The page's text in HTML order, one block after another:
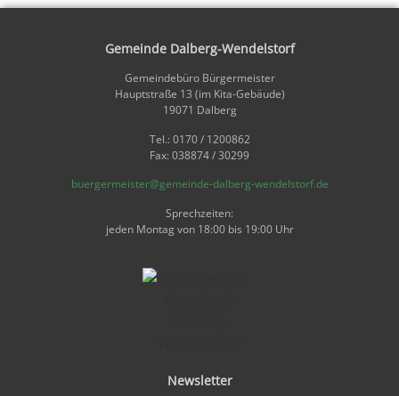
Gemeinde Dalberg-Wendelstorf
Gemeindebüro Bürgermeister
Hauptstraße 13 (im Kita-Gebäude)
19071 Dalberg
Tel.: 0170 / 1200862
Fax: 038874 / 30299
buergermeister@gemeinde-dalberg-wendelstorf.de
Sprechzeiten:
jeden Montag von 18:00 bis 19:00 Uhr
Newsletter